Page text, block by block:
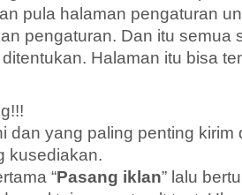
pula halaman pengaturan
pengaturan. Dan itu semua
Halaman itu bisa
dan yang paling penting kirim
kusediakan.
“Pasang iklan” lalu